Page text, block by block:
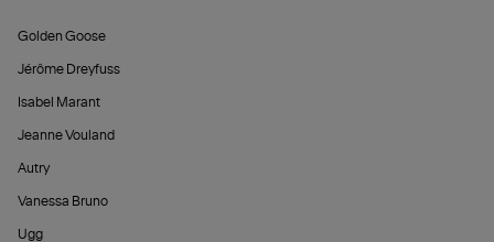
Golden Goose
Jérôme Dreyfuss
Isabel Marant
Jeanne Vouland
Autry
Vanessa Bruno
Ugg